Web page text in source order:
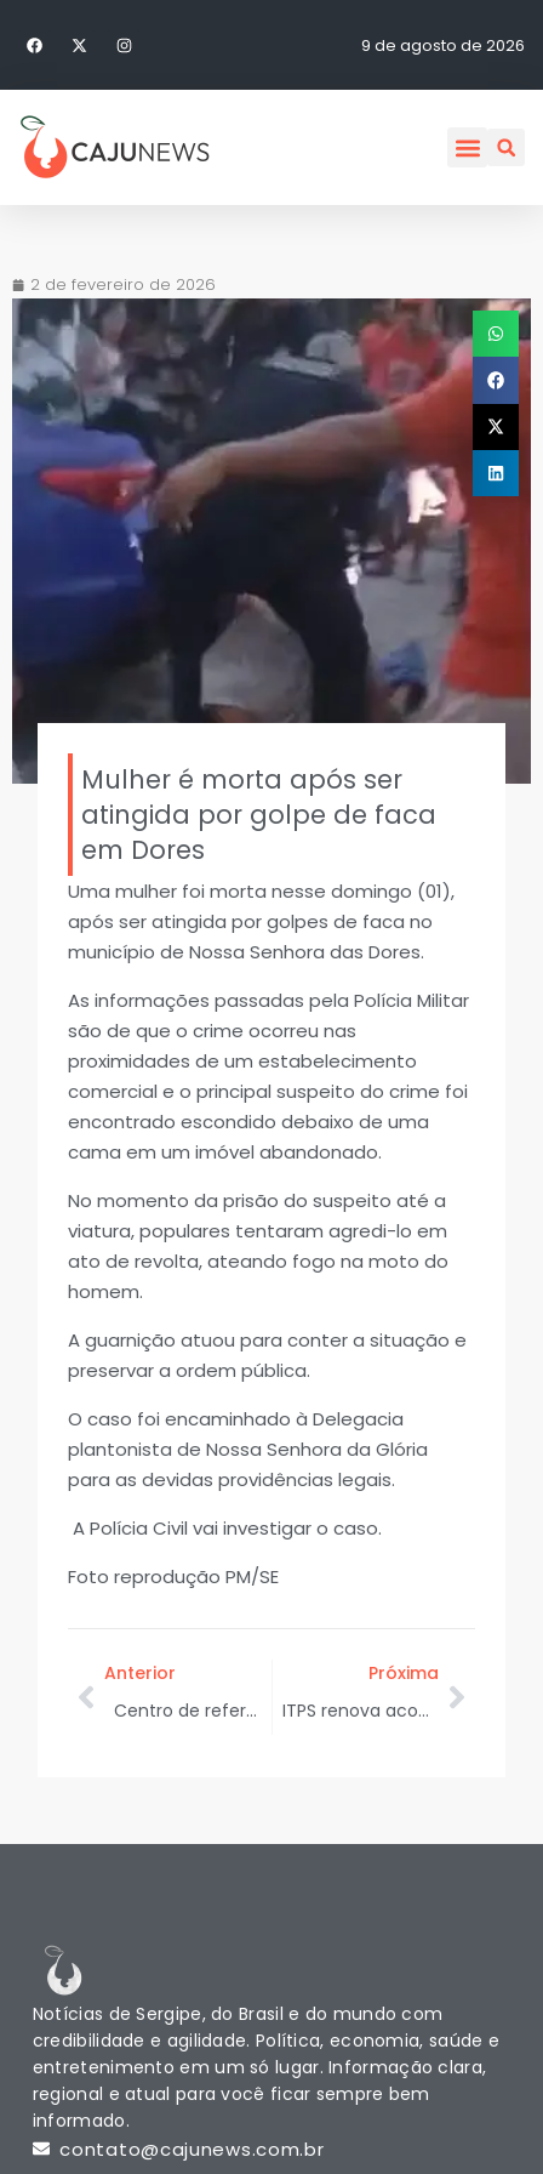
9 de agosto de 2026
2 de fevereiro de 2026
Mulher é morta após ser
atingida por golpe de faca
em Dores
Uma mulher foi morta nesse domingo (01),
após ser atingida por golpes de faca no
município de Nossa Senhora das Dores.
As informações passadas pela Polícia Militar
são de que o crime ocorreu nas
proximidades de um estabelecimento
comercial e o principal suspeito do crime foi
encontrado escondido debaixo de uma
cama em um imóvel abandonado.
No momento da prisão do suspeito até a
viatura, populares tentaram agredi-lo em
ato de revolta, ateando fogo na moto do
homem.
A guarnição atuou para conter a situação e
preservar a ordem pública.
O caso foi encaminhado à Delegacia
plantonista de Nossa Senhora da Glória
para as devidas providências legais.
A Polícia Civil vai investigar o caso.
Foto reprodução PM/SE
Anterior
Centro de referência infantojuvenil oferece acolhimento a crianças vítimas de violência sexual
Próxima
ITPS renova acordo de cooperação técnica com a Fiocruz para ampliar ações em pesquisa
Notícias de Sergipe, do Brasil e do mundo com
credibilidade e agilidade. Política, economia, saúde e
entretenimento em um só lugar. Informação clara,
regional e atual para você ficar sempre bem
informado.
contato@cajunews.com.br